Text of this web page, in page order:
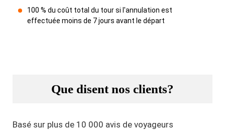
100 % du coût total du tour si l'annulation est
effectuée moins de 7 jours avant le départ
Que disent nos clients?
Basé sur plus de 10 000 avis de voyageurs